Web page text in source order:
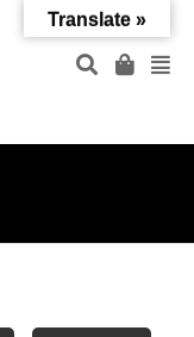
Translate »